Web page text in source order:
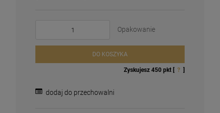
Opakowanie
DO KOSZYKA
Zyskujesz 450 pkt [ ? ]
dodaj do przechowalni